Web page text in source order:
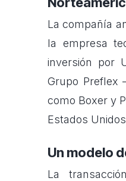
La compañía
la empresa
inversión por
Grupo Preflex
como Boxer y
Estados
Un modelo
La